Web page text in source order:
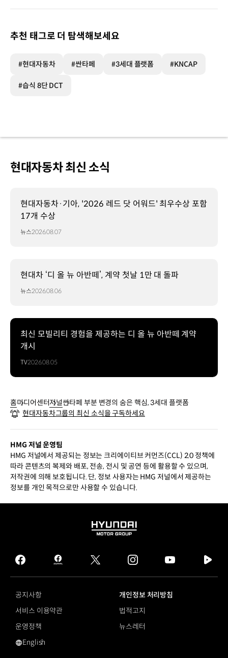
추천 태그로 더 탐색해보세요
#현대자동차 #싼타페 #3세대 플랫폼 #KNCAP
#습식 8단 DCT
현대자동차 최신 소식
현대자동차·기아, '2026 레드 닷 어워드' 최우수상 포함
17개 수상
뉴스2026.08.07
현대차 ‘디 올 뉴 아반떼’, 계약 첫날 1만 대 돌파
뉴스2026.08.06
최신 모빌리티 경험을 제공하는 디 올 뉴 아반떼 계약
개시
TV2026.08.05
홈미디어센터저널싼타페 부분 변경의 숨은 핵심, 3세대 플랫폼
현대자동차그룹의 최신 소식을 구독하세요
HMG 저널 운영팀
HMG 저널에서 제공되는 정보는 크리에이티브 커먼즈(CCL) 2.0 정책에
따라 콘텐츠의 복제와 배포, 전송, 전시 및 공연 등에 활용할 수 있으며,
저작권에 의해 보호됩니다. 단, 정보 사용자는 HMG 저널에서 제공하는
정보를 개인 목적으로만 사용할 수 있습니다.
HYUNDAI
GROUP
facebook
hmg
journal
twitter instagram
tv
공지사항
개인정보 처리방침
서비스 이용약관
법적고지
운영정책
뉴스레터
영문 사이트로 이동
English